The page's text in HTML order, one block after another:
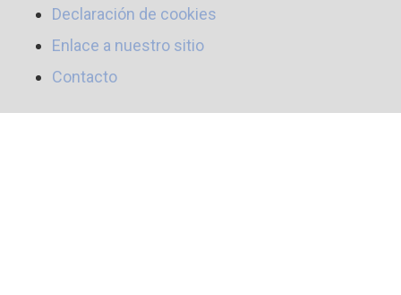
Declaración de cookies
Enlace a nuestro sitio
Contacto